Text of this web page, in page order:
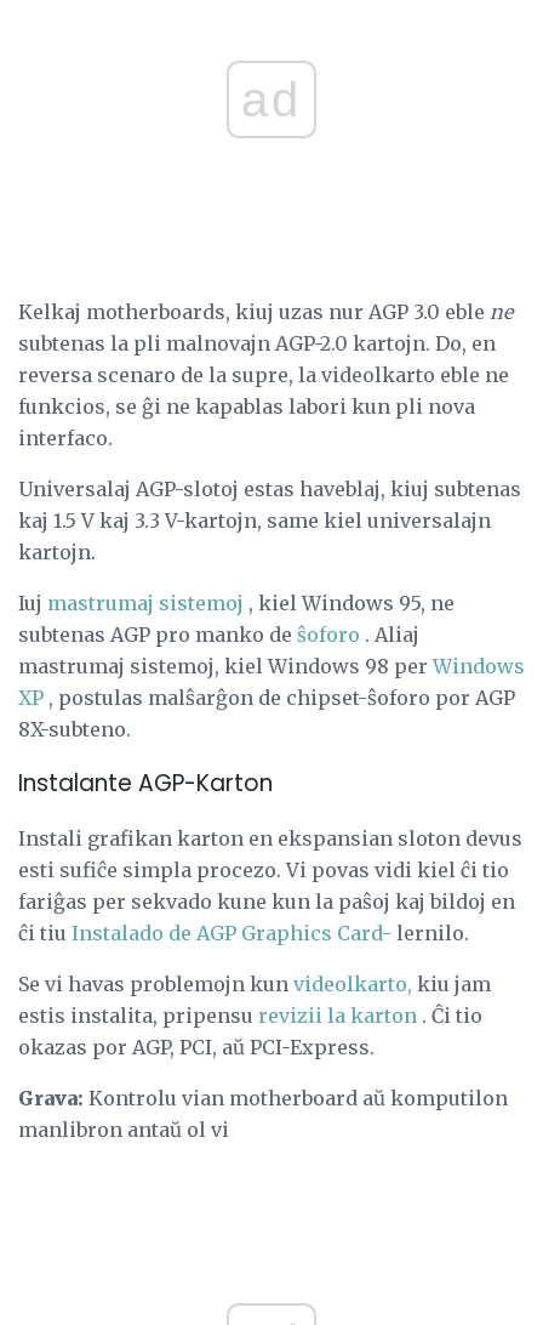
ad
Kelkaj motherboards, kiuj uzas nur AGP 3.0 eble ne
subtenas la pli malnovajn AGP-2.0 kartojn. Do, en
reversa scenaro de la supre, la videolkarto eble ne
funkcios, se ĝi ne kapablas labori kun pli nova
interfaco.
Universalaj AGP-slotoj estas haveblaj, kiuj subtenas
kaj 1.5 V kaj 3.3 V-kartojn, same kiel universalajn
kartojn.
Iuj mastrumaj sistemoj , kiel Windows 95, ne
subtenas AGP pro manko de ŝoforo . Aliaj
mastrumaj sistemoj, kiel Windows 98 perWindows
XP , postulas malŝarĝon de chipset-ŝoforo por AGP
8X-subteno.
Instalante AGP-Karton
Instali grafikan karton en ekspansian sloton devus
esti sufiĉe simpla procezo. Vi povas vidi kiel ĉi tio
fariĝas per sekvado kune kun la paŝoj kaj bildoj en
ĉi tiu Instalado de AGP Graphics Card- lernilo.
Se vi havas problemojn kun videolkarto, kiu jam
estis instalita, pripensu revizii la karton . Ĉi tio
okazas por AGP, PCI, aŭ PCI-Express.
Grava: Kontrolu vian motherboard aŭ komputilon
manlibron antaŭ ol vi